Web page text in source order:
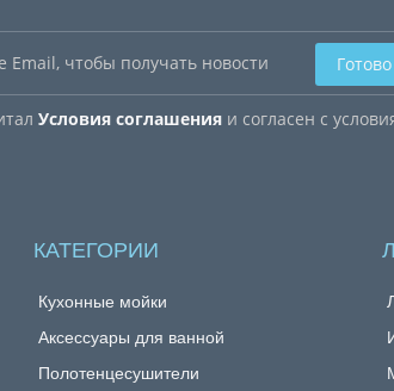
Условия соглашенияи согласен с
Готово
КАТЕГОРИИ
Кухонные мойки
Аксессуары для ванной
Полотенцесушители